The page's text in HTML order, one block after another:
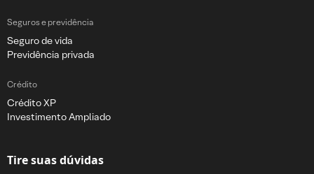
Seguros e previdência
Seguro de vida
Previdência privada
Crédito
Crédito XP
Investimento Ampliado
Tire suas dúvidas